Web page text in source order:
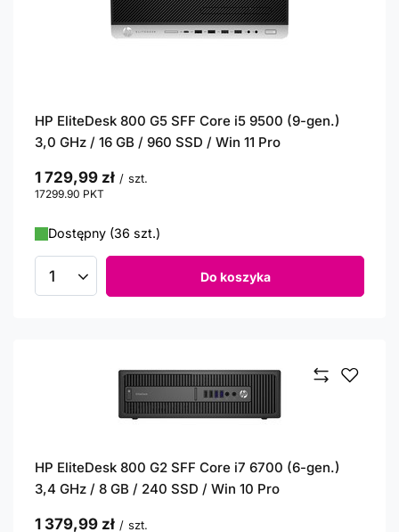
HP EliteDesk 800 G5 SFF Core i5 9500 (9-gen.)
3,0 GHz / 16 GB / 960 SSD / Win 11 Pro
1 729,99 zł / szt.
17299.90 PKT
Dostępny (36 szt.)
Ilość produktów Do koszyka
HP EliteDesk 800 G2 SFF Core i7 6700 (6-gen.)
3,4 GHz / 8 GB / 240 SSD / Win 10 Pro
1 379,99 zł / szt.